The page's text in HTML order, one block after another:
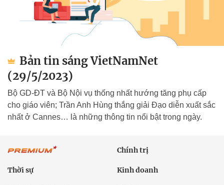
Bản tin sáng VietNamNet
(29/5/2023)
Bộ GD-ĐT và Bộ Nội vụ thống nhất hướng tăng phụ cấp
cho giáo viên; Trần Anh Hùng thắng giải Đạo diễn xuất sắc
nhất ở Cannes… là những thông tin nổi bật trong ngày.
Chính trị
Thời sự Kinh doanh